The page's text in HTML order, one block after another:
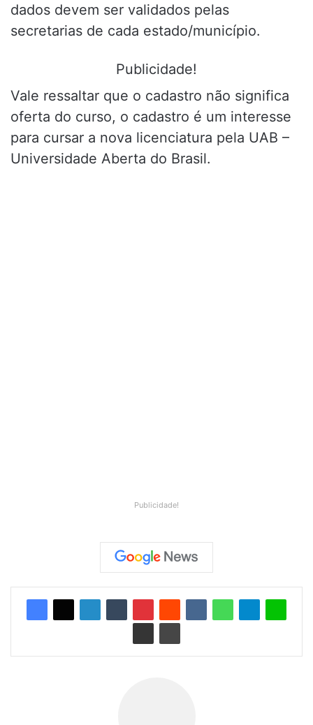
dados devem ser validados pelas
secretarias de cada estado/município.
Publicidade!
Vale ressaltar que o cadastro não significa
oferta do curso, o cadastro é um interesse
para cursar a nova licenciatura pela UAB –
Universidade Aberta do Brasil.
Publicidade!